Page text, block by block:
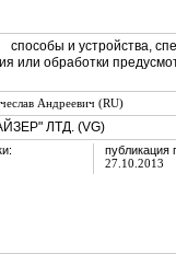
и устройства,
или обработки
Андреевич (RU)
ЛТД. (VG)
публикация
27.10.2013